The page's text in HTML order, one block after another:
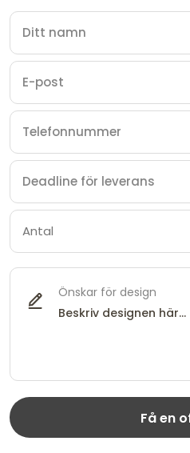
Önskar för design
Få en